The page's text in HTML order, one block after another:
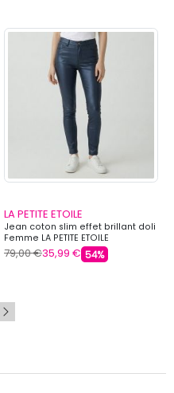
LA PETITE ETOILE
Jean coton slim effet brillant doli
Femme LA PETITE ETOILE
79,00 €35,99 € 54%